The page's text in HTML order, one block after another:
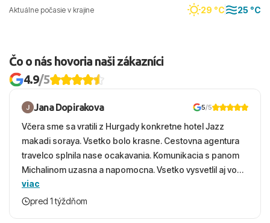
Aktuálne počasie v krajine 29 °C 25 °C
Čo o nás hovoria naši zákazníci
4.9/5
Jana Dopirakova 5/5
Včera sme sa vratili z Hurgady konkretne hotel Jazz
makadi soraya. Vsetko bolo krasne. Cestovna agentura
travelco splnila nase ocakavania. Komunikacia s panom
Michalinom uzasna a napomocna. Vsetko vysvetlil aj vo
vecernych hodinach zaco sa ospravedlnujem. Hotel
krasny, cisty. Sluzby top. Strava, prostredie, more,
viac
pred 1 týždňom